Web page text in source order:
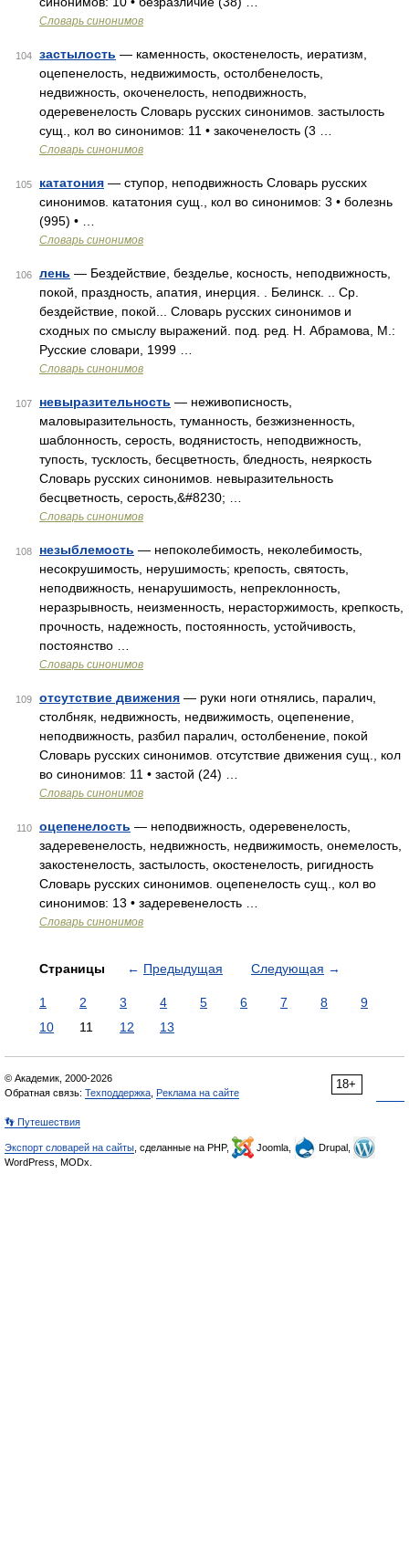
Словарь синонимов
104 застылость — каменность, окостенелость, иератизм,
оцепенелость, недвижимость, остолбенелость,
недвижность, окоченелость, неподвижность,
одеревенелость Словарь русских синонимов. застылость
сущ., кол во синонимов: 11 • закоченелость (3 …
Словарь синонимов
105 кататония — ступор, неподвижность Словарь русских
синонимов. кататония сущ., кол во синонимов: 3 • болезнь
(995) • …
Словарь синонимов
106 лень — Бездействие, безделье, косность, неподвижность,
покой, праздность, апатия, инерция. . Белинск. .. Ср.
бездействие, покой... Словарь русских синонимов и
сходных по смыслу выражений. под. ред. Н. Абрамова, М.:
Русские словари, 1999 …
Словарь синонимов
107 невыразительность — неживописность,
маловыразительность, туманность, безжизненность,
шаблонность, серость, водянистость, неподвижность,
тупость, тусклость, бесцветность, бледность, неяркость
Словарь русских синонимов. невыразительность
бесцветность, серость,&#8230; …
Словарь синонимов
108 незыблемость — непоколебимость, неколебимость,
несокрушимость, нерушимость; крепость, святость,
неподвижность, ненарушимость, непреклонность,
неразрывность, неизменность, нерасторжимость, крепкость,
прочность, надежность, постоянность, устойчивость,
постоянство …
Словарь синонимов
109 отсутствие движения — руки ноги отнялись, паралич,
столбняк, недвижность, недвижимость, оцепенение,
неподвижность, разбил паралич, остолбенение, покой
Словарь русских синонимов. отсутствие движения сущ., кол
во синонимов: 11 • застой (24) …
Словарь синонимов
110 оцепенелость — неподвижность, одеревенелость,
задеревенелость, недвижность, недвижимость, онемелость,
закостенелость, застылость, окостенелость, ригидность
Словарь русских синонимов. оцепенелость сущ., кол во
синонимов: 13 • задеревенелость …
Словарь синонимов
Страницы ← Предыдущая Следующая →
1 2 3 4 5 6 7 8
9
10
11 12 13
18+
© Академик, 2000-2026
Обратная связь: Техподдержка Реклама на сайте
👣 Путешествия
Экспорт словарей на сайты , сделанные на PHP, Joomla,
Drupal,
WordPress, MODx.